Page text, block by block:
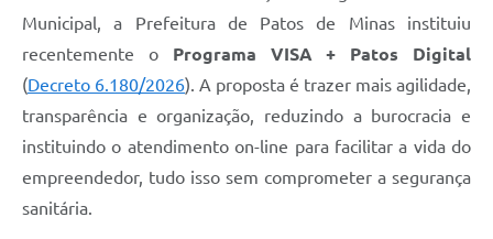
Municipal, a Prefeitura de Patos de Minas instituiu
recentemente o Programa VISA + Patos Digital
(Decreto 6.180/2026). A proposta é trazer mais agilidade,
transparência e organização, reduzindo a burocracia e
instituindo o atendimento on-line para facilitar a vida do
empreendedor, tudo isso sem comprometer a segurança
sanitária.